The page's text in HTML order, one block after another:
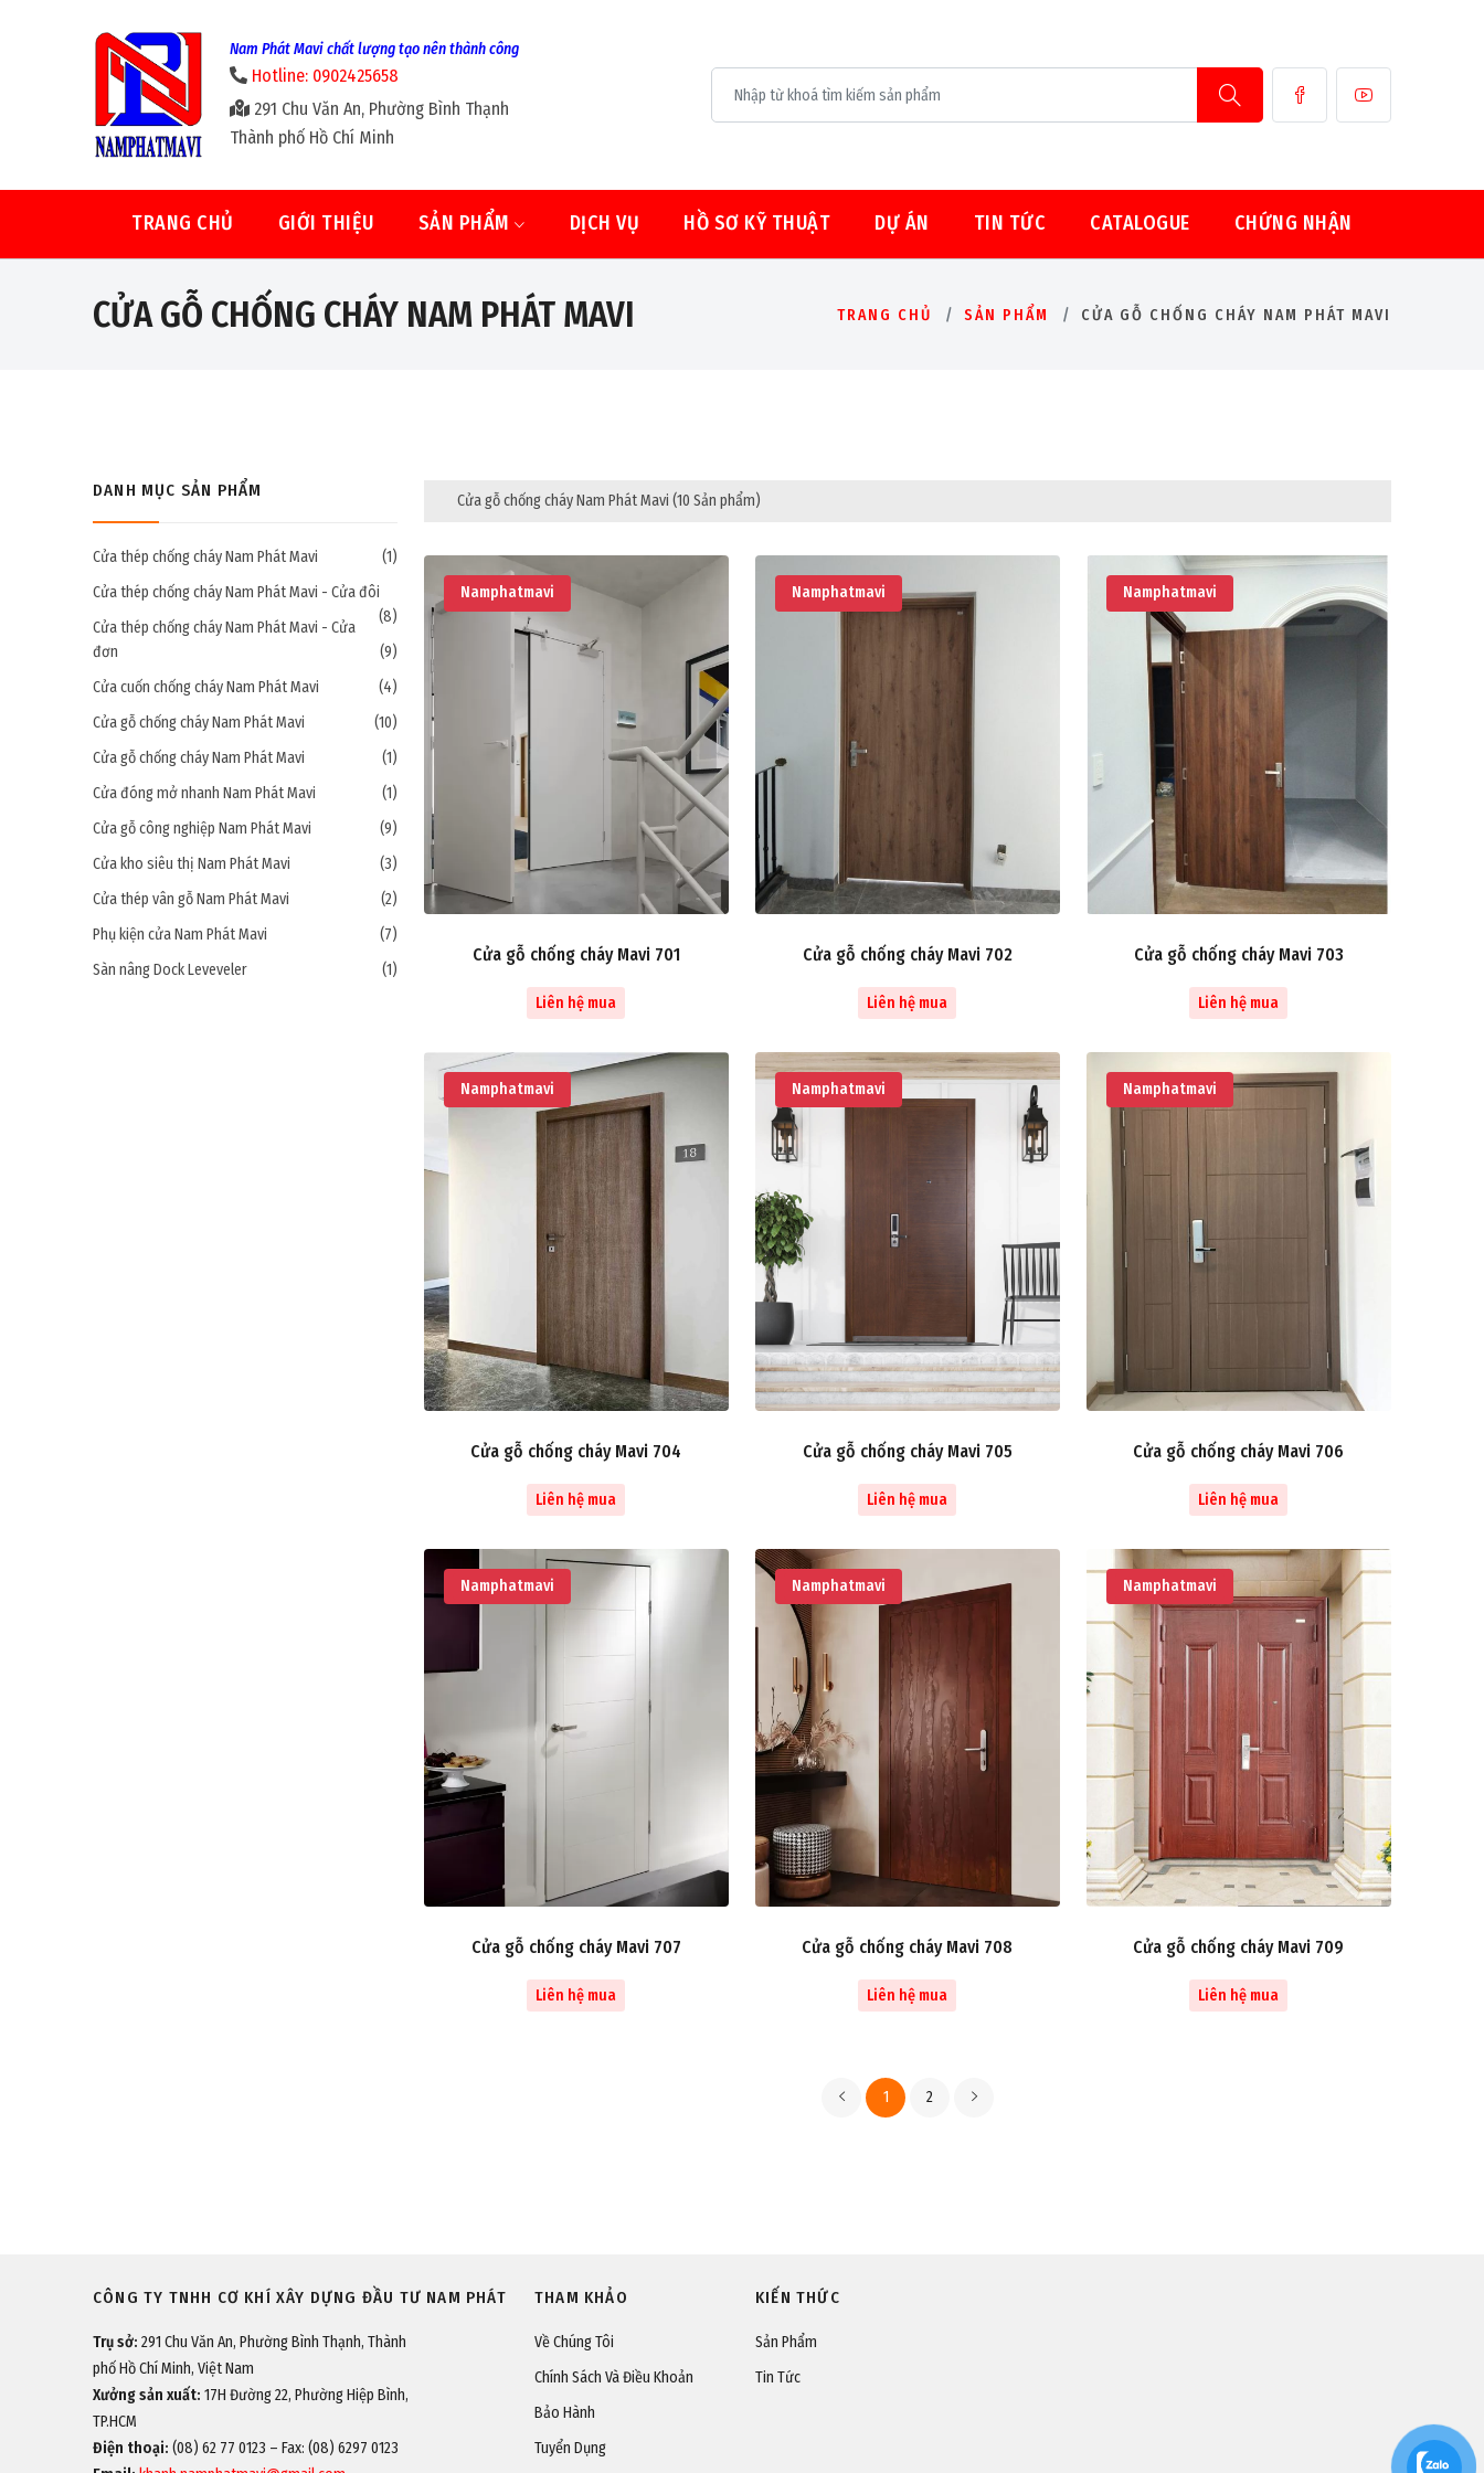
Nam Phát Mavi chất lượng tạo nên thành công
Hotline: 0902425658
291 Chu Văn An, Phường Bình Thạnh
Thành phố Hồ Chí Minh
TRANG CHỦ GIỚI THIỆU SẢN PHẨM DỊCH VỤ HỒ SƠ KỸ THUẬT DỰ ÁN TIN TỨC CATALOGUE CHỨNG NHẬN
CỬA GỖ CHỐNG CHÁY NAM PHÁT MAVI TRANG CHỦ SẢN PHẨM CỬA GỖ CHỐNG CHÁY NAM PHÁT MAVI
Cửa gỗ chống cháy Nam Phát Mavi (10 Sản phẩm)
Namphatmavi
Cửa gỗ chống cháy Mavi 701
Liên hệ mua
Namphatmavi
Cửa gỗ chống cháy Mavi 702
Liên hệ mua
Namphatmavi
Cửa gỗ chống cháy Mavi 703
Liên hệ mua
Namphatmavi
Cửa gỗ chống cháy Mavi 704
Liên hệ mua
Namphatmavi
Cửa gỗ chống cháy Mavi 705
Liên hệ mua
Namphatmavi
Cửa gỗ chống cháy Mavi 706
Liên hệ mua
Namphatmavi
Cửa gỗ chống cháy Mavi 707
Liên hệ mua
Namphatmavi
Cửa gỗ chống cháy Mavi 708
Liên hệ mua
Namphatmavi
Cửa gỗ chống cháy Mavi 709
Liên hệ mua
1 2
DANH MỤC SẢN PHẨM
Cửa thép chống cháy Nam Phát Mavi
(1)
Cửa thép chống cháy Nam Phát Mavi - Cửa đôi
(8)
Cửa thép chống cháy Nam Phát Mavi - Cửa
đơn
(9)
Cửa cuốn chống cháy Nam Phát Mavi
(4)
Cửa gỗ chống cháy Nam Phát Mavi
(10)
Cửa gỗ chống cháy Nam Phát Mavi
(1)
Cửa đóng mở nhanh Nam Phát Mavi
(1)
Cửa gỗ công nghiệp Nam Phát Mavi
(9)
Cửa kho siêu thị Nam Phát Mavi
(3)
Cửa thép vân gỗ Nam Phát Mavi
(2)
Phụ kiện cửa Nam Phát Mavi
(7)
Sàn nâng Dock Leveveler
(1)
CÔNG TY TNHH CƠ KHÍ XÂY DỰNG ĐẦU TƯ NAM PHÁT
Trụ sở: 291 Chu Văn An, Phường Bình Thạnh, Thành
phố Hồ Chí Minh, Việt Nam
Xưởng sản xuất: 17H Đường 22, Phường Hiệp Bình,
TP.HCM
Điện thoại: (08) 62 77 0123 – Fax: (08) 6297 0123
THAM KHẢO
Về Chúng Tôi
Chính Sách Và Điều Khoản
Bảo Hành
Tuyển Dụng
KIẾN THỨC
Sản Phẩm
Tin Tức